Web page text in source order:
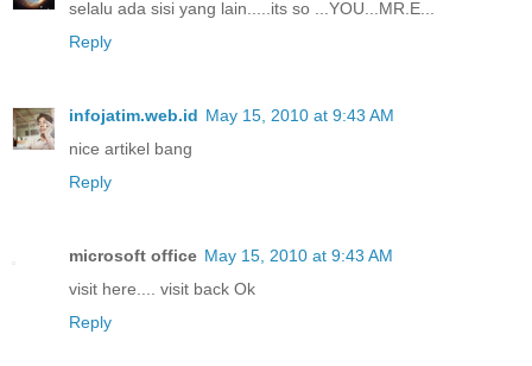
selalu ada sisi yang lain.....its so ...YOU...MR.E...
Reply
infojatim.web.id May 15, 2010 at 9:43 AM
nice artikel bang
Reply
microsoft office May 15, 2010 at 9:43 AM
visit here.... visit back Ok
Reply